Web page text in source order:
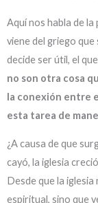
Aquí nos habla de
viene del griego que
decide ser útil, el
no son otra cosa
la conexión entre
esta tarea de
¿A causa de que
cayó, la iglesia
Desde que la iglesia
espiritual, sino que